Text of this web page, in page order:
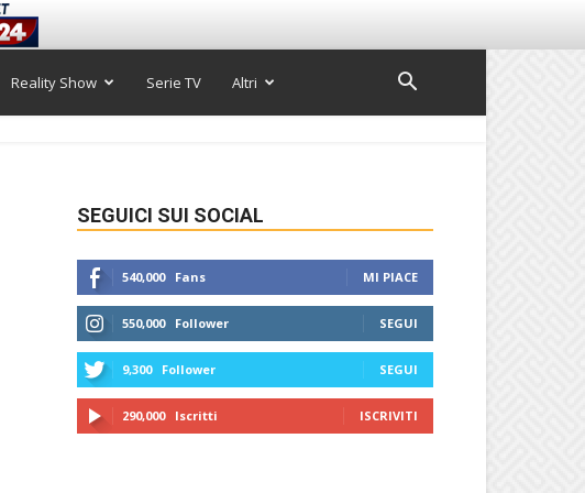
Reality Show Serie TV Altri
SEGUICI SUI SOCIAL
540,000 Fans MI PIACE
550,000 Follower SEGUI
9,300 Follower SEGUI
290,000 Iscritti ISCRIVITI